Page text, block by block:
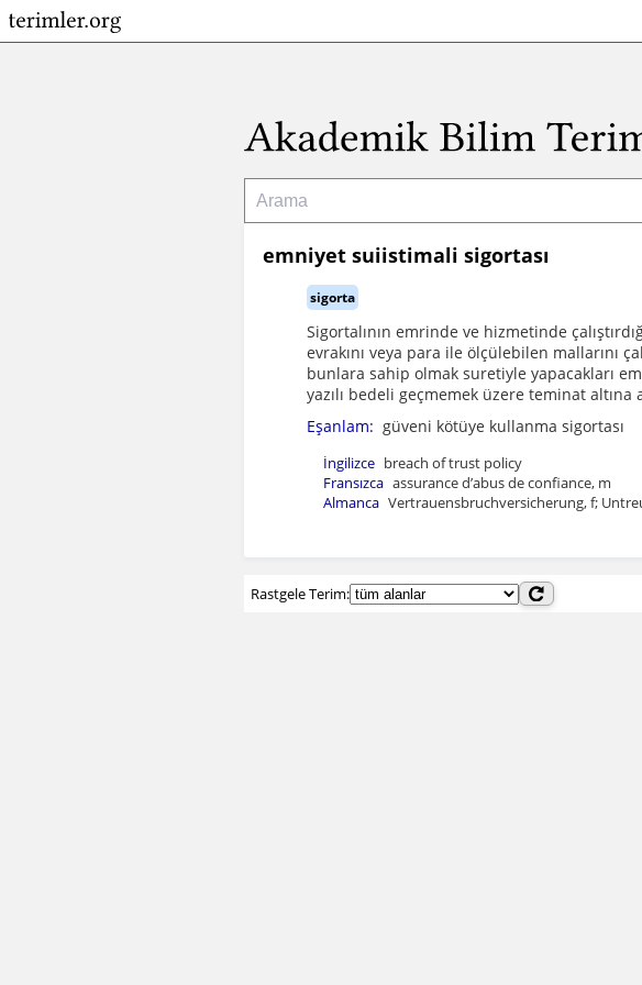
emniyet suiistimali sigortası
sigorta
Sigortalının emrinde ve hizmetinde
evrakını veya para ile ölçülebilen mallarını
bunlara sahip olmak suretiyle yapacakları
yazılı bedeli geçmemek üzere teminat altına
Eşanlam: güveni kötüye kullanma sigortası
İngilizce breach of trust policy
Fransızca assurance d’abus de confiance, m
Almanca Vertrauensbruchversicherung, f;
Rastgele Terim: